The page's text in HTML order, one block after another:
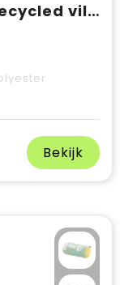
Felta fietstas van GRS gerecycled vilt met opgerolde bovenkant 13 l
Bekijk